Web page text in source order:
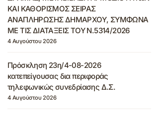
ΚΑΙ ΚΑΘΟΡΙΣΜΟΣ ΣΕΙΡΑΣ
ΑΝΑΠΛΗΡΩΣΗΣ ΔΗΜΑΡΧΟΥ, ΣΥΜΦΩΝΑ
ΜΕ ΤΙΣ ΔΙΑΤΑΞΕΙΣ ΤΟΥ Ν.5314/2026
4 Αυγούστου 2026
Πρόσκληση 23η/4-08-2026
κατεπείγουσας δια περιφοράς
τηλεφωνικώς συνεδρίασης Δ.Σ.
4 Αυγούστου 2026